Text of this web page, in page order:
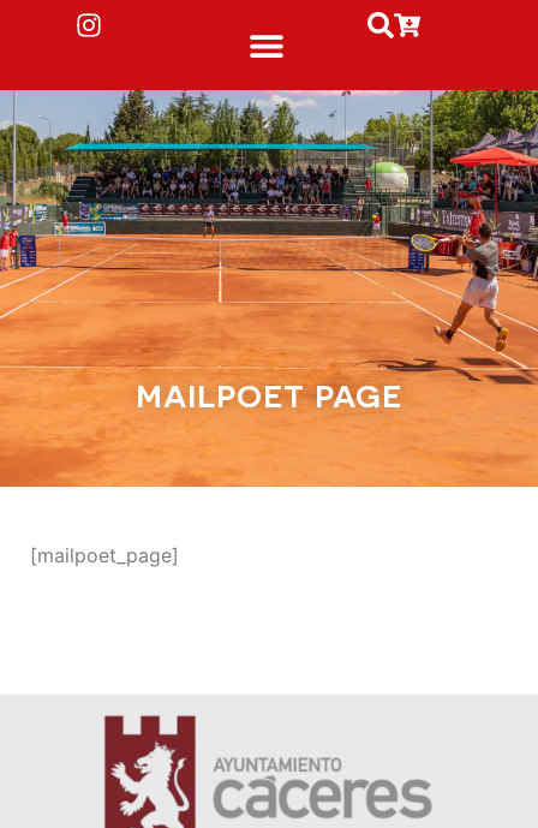
MAILPOET PAGE
[mailpoet_page]